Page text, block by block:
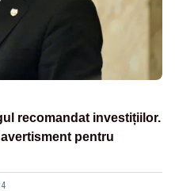
recomandat investițiilor.
pentru